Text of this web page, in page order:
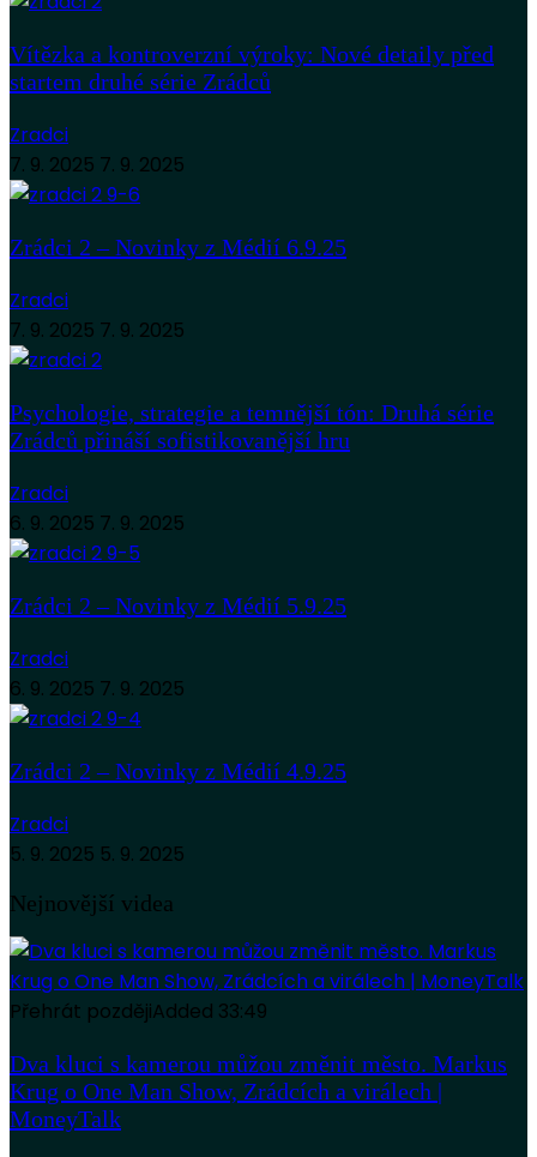
Vítězka a kontroverzní výroky: Nové detaily před
startem druhé série Zrádců
Zradci
7. 9. 2025 7. 9. 2025
Zrádci 2 – Novinky z Médií 6.9.25
Zradci
7. 9. 2025 7. 9. 2025
Psychologie, strategie a temnější tón: Druhá série
Zrádců přináší sofistikovanější hru
Zradci
6. 9. 2025 7. 9. 2025
Zrádci 2 – Novinky z Médií 5.9.25
Zradci
6. 9. 2025 7. 9. 2025
Zrádci 2 – Novinky z Médií 4.9.25
Zradci
5. 9. 2025 5. 9. 2025
Nejnovější videa
Přehrát pozdějiAdded 33:49
Dva kluci s kamerou můžou změnit město. Markus
Krug o One Man Show, Zrádcích a virálech |
MoneyTalk